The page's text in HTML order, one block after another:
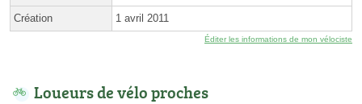
Création 1 avril 2011
Éditer les informations de mon vélociste
Loueurs de vélo proches